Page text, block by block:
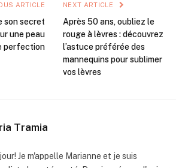
ARTICLE
son secret
une peau
perfection
NEXT ARTICLE
Après 50 ans, oubliez le
rouge à lèvres : découvrez
l’astuce préférée des
mannequins pour sublimer
vos lèvres
Tramia
Je m'appelle Marianne et je suis